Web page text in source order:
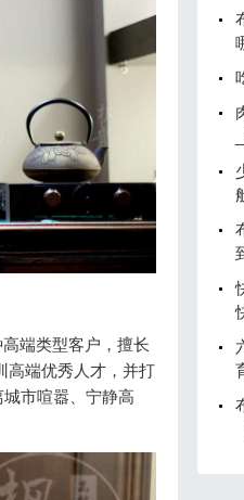
端类型客户，擅长
高端优秀人才，并打
市喧嚣、宁静高